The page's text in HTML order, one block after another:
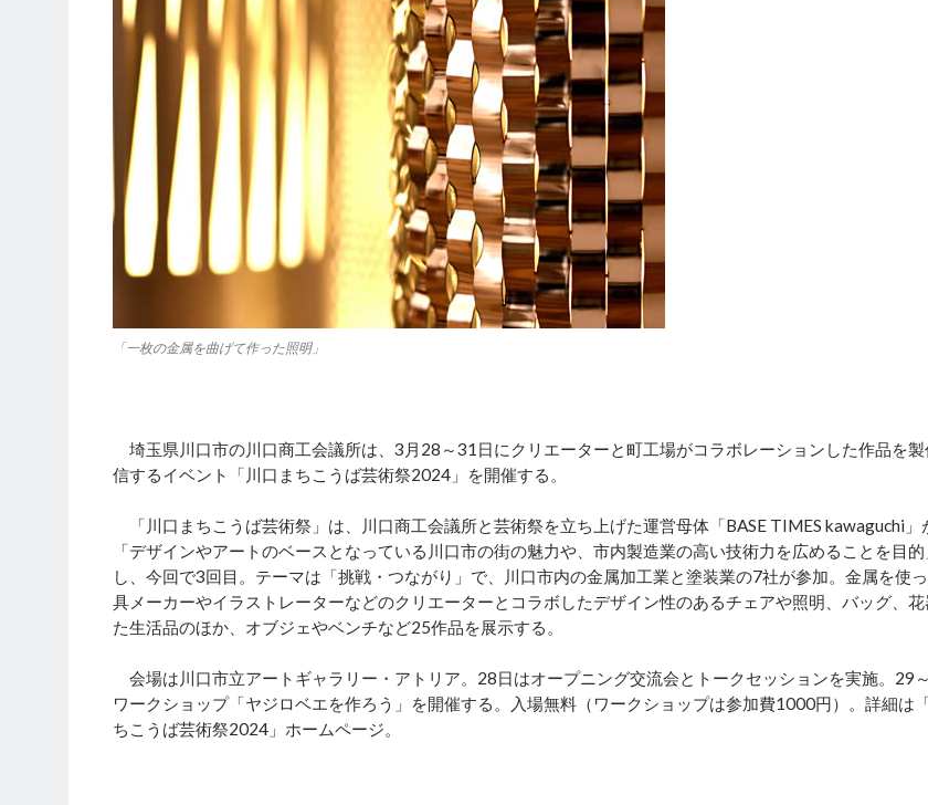
「一枚の金属を曲げて作った照明」
埼玉県川口市の川口商工会議所は、3月28～31日にクリエーターと町工場がコラボレーションした作品を製
信するイベント「川口まちこうば芸術祭2024」を開催する。
「川口まちこうば芸術祭」は、川口商工会議所と芸術祭を立ち上げた運営母体「BASE TIMES kawaguchi」
「デザインやアートのベースとなっている川口市の街の魅力や、市内製造業の高い技術力を広めることを目
し、今回で3回目。テーマは「挑戦・つながり」で、川口市内の金属加工業と塗装業の7社が参加。金属を使
具メーカーやイラストレーターなどのクリエーターとコラボしたデザイン性のあるチェアや照明、バッグ、花
た生活品のほか、オブジェやベンチなど25作品を展示する。
会場は川口市立アートギャラリー・アトリア。28日はオープニング交流会とトークセッションを実施。29
ワークショップ「ヤジロベエを作ろう」を開催する。入場無料（ワークショップは参加費1000円）。詳細は
ちこうば芸術祭2024」ホームページ。